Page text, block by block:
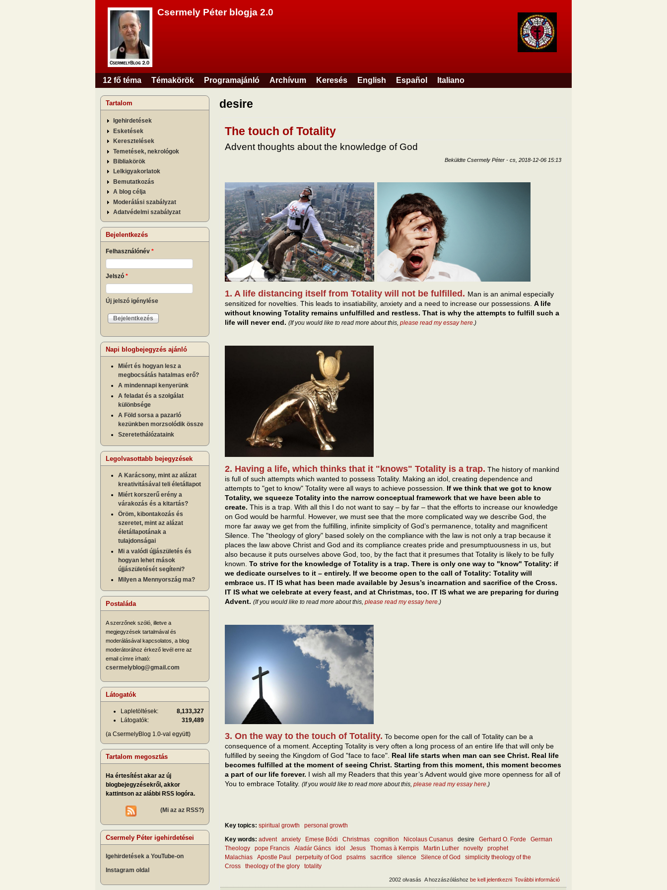
Csermely Péter blogja 2.0
Főmenü
12 fő téma Témakörök Programajánló Archívum Keresés English Español Italiano
desire
The touch of Totality
Advent thoughts about the knowledge of God
Beküldte Csermely Péter - cs, 2018-12-06 15:13
1. A life distancing itself from Totality will not be fulfilled. Man is an animal especially
sensitized for novelties. This leads to insatiability, anxiety and a need to increase our possessions. A life
without knowing Totality remains unfulfilled and restless. That is why the attempts to fulfill such a
life will never end. (If you would like to read more about this, please read my essay here.)
2. Having a life, which thinks that it "knows" Totality is a trap. The history of mankind
is full of such attempts which wanted to possess Totality. Making an idol, creating dependence and
attempts to "get to know" Totality were all ways to achieve possession. If we think that we got to know
Totality, we squeeze Totality into the narrow conceptual framework that we have been able to
create. This is a trap. With all this I do not want to say – by far – that the efforts to increase our knowledge
on God would be harmful. However, we must see that the more complicated way we describe God, the
more far away we get from the fulfilling, infinite simplicity of God’s permanence, totality and magnificent
Silence. The "theology of glory" based solely on the compliance with the law is not only a trap because it
places the law above Christ and God and its compliance creates pride and presumptuousness in us, but
also because it puts ourselves above God, too, by the fact that it presumes that Totality is likely to be fully
known. To strive for the knowledge of Totality is a trap. There is only one way to "know" Totality: if
we dedicate ourselves to it – entirely. If we become open to the call of Totality: Totality will
embrace us. IT IS what has been made available by Jesus’s incarnation and sacrifice of the Cross.
IT IS what we celebrate at every feast, and at Christmas, too. IT IS what we are preparing for during
Advent. (If you would like to read more about this, please read my essay here .)
3. On the way to the touch of Totality. To become open for the call of Totality can be a
consequence of a moment. Accepting Totality is very often a long process of an entire life that will only be
fulfilled by seeing the Kingdom of God "face to face". Real life starts when man can see Christ. Real life
becomes fulfilled at the moment of seeing Christ. Starting from this moment, this moment becomes
a part of our life forever. I wish all my Readers that this year’s Advent would give more openness for all of
You to embrace Totality. (If you would like to read more about this, please read my essay here .)
Key topics: spiritual growth
personal growth
Key words: advent anxiety Emese Bódi Christmas cognition Nicolaus Cusanus desire Gerhard O. Forde
German
Theology
pope Francis Aladár Gáncs idol Jesus Thomas à Kempis Martin Luther novelty
prophet
Malachias
Apostle Paul perpetuity of God psalms sacrifice silence Silence of God
simplicity theology of the
Cross
theology of the glory totality
További információ
kapcsolatosan
A hozzászóláshoz be kell jelentkezni
2002 olvasás
Tartalom
Igehirdetések
Esketések
Keresztelések
Temetések, nekrológok
Bibliakörök
Lelkigyakorlatok
Bemutatkozás
A blog célja
Moderálási szabályzat
Adatvédelmi szabályzat
Bejelentkezés
Felhasználónév *
Jelszó *
Új jelszó igénylése
Napi blogbejegyzés ajánló
Miért és hogyan lesz a
megbocsátás hatalmas erő?
A mindennapi kenyerünk
A feladat és a szolgálat
különbsége
A Föld sorsa a pazarló
kezünkben morzsolódik össze
Szeretethálózataink
Legolvasottabb bejegyzések
A Karácsony, mint az alázat
kreativitásával teli életállapot
Miért korszerű erény a
várakozás és a kitartás?
Öröm, kibontakozás és
szeretet, mint az alázat
életállapotának a
tulajdonságai
Mi a valódi újjászületés és
hogyan lehet mások
újjászületését segíteni?
Milyen a Mennyország ma?
Postaláda
A szerzőnek szóló, illetve a
megjegyzések tartalmával és
moderálásával kapcsolatos, a blog
moderátorához érkező levél erre az
email címre írható:
csermelyblog@gmail.com
Látogatók
Lapletöltések:
8,133,327
Látogatók:
319,489
(a CsermelyBlog 1.0-val együtt)
Tartalom megosztás
Ha értesítést akar az új
blogbejegyzésekről, akkor
kattintson az alábbi RSS logóra.
(Mi az az RSS?)
Csermely Péter igehirdetései
Igehirdetések a YouTube-on
Instagram oldal